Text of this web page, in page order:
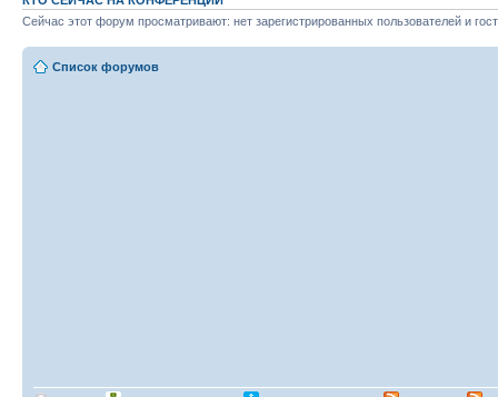
Сейчас этот форум просматривают: нет зарегистрированных пользователей и
Список форумов